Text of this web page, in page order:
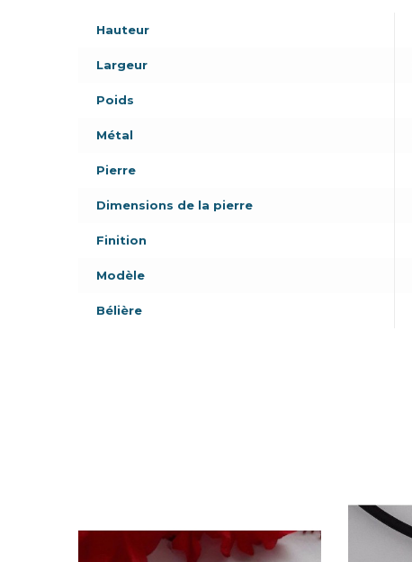
Hauteur
Largeur
Poids
Métal
Pierre
Dimensions de la pierre
Finition
Modèle
Bélière